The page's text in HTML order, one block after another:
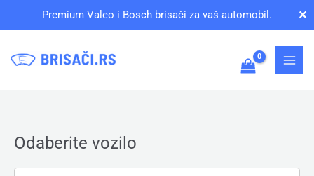
Premium Valeo i Bosch brisači za vaš automobil. ✕
Odaberite vozilo